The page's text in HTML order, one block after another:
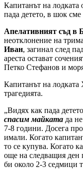
Капитанът на лодката
пада детето, в шок сме
Апелативният съд в
неотклонение на
Иван, загинал след
ареста остават
Петко Стефанов и
Капитанът на
трагедията.
„Видях как пада
спасим майката да
7-8 години. Досега
имали. Когато
то се купува. Когато
още на следващия ден
би около 2-3 седмици